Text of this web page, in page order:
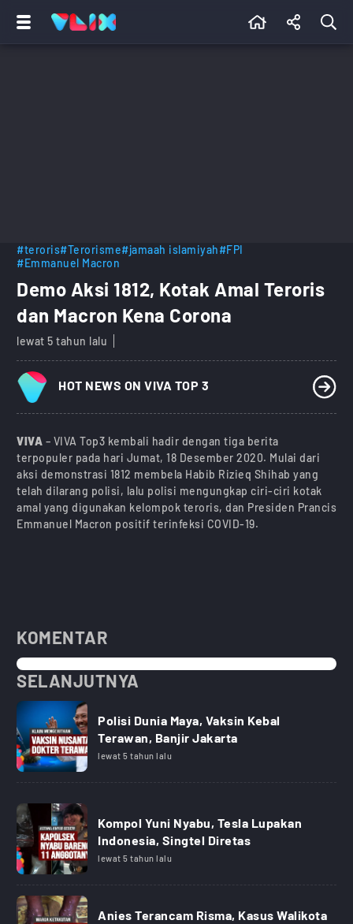
#teroris#Terorisme#jamaah islamiyah#FPI
#Emmanuel Macron
Demo Aksi 1812, Kotak Amal Teroris
dan Macron Kena Corona
lewat 5 tahun lalu
HOT NEWS ON VIVA TOP 3
VIVA – VIVA Top3 kembali hadir dengan tiga berita
terpopuler pada hari Jumat, 18 Desember 2020. Mulai dari
aksi demonstrasi 1812 membela Habib Rizieq Shihab yang
telah dilarang polisi, lalu polisi mengungkap ciri-ciri kotak
amal yang digunakan kelompok teroris, dan Presiden Prancis
Emmanuel Macron positif terinfeksi COVID-19.
KOMENTAR
SELANJUTNYA
Polisi Dunia Maya, Vaksin Kebal
Terawan, Banjir Jakarta
lewat 5 tahun lalu
Kompol Yuni Nyabu, Tesla Lupakan
Indonesia, Singtel Diretas
lewat 5 tahun lalu
Anies Terancam Risma, Kasus Walikota